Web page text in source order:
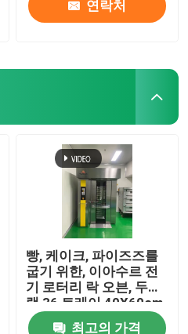
연락처
빵, 케이크, 파이즈즈를
굽기 위한, 이아수르 전
기 로터리 락 오븐, 두배
랙 36 트레이 40X60cm
최고의 가격